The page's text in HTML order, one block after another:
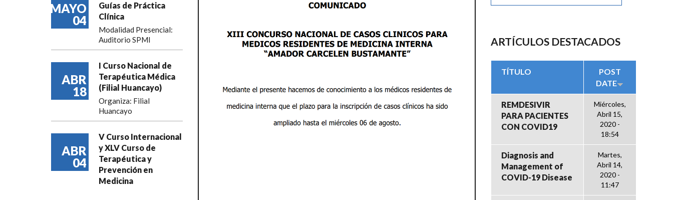
MAYO
04
Guías de Práctica
Clínica
Modalidad Presencial:
Auditorio SPMI
ABR
18
I Curso Nacional de
Terapéutica Médica
(Filial Huancayo)
Organiza: Filial
Huancayo
ABR
04
V Curso Internacional
y XLV Curso de
Terapéutica y
Prevención en
Medicina
ARTÍCULOS DESTACADOS
TÍTULO
POST
DATE
REMDESIVIR
PARA PACIENTES
CON COVID19
Miércoles,
Abril 15,
2020 -
18:54
Diagnosis and
Management of
COVID-19 Disease
Martes,
Abril 14,
2020 -
11:47